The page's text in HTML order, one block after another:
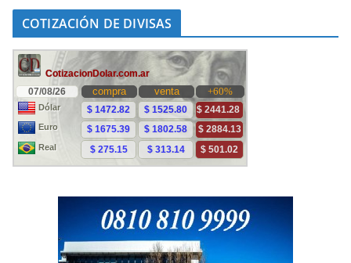
COTIZACIÓN DE DIVISAS